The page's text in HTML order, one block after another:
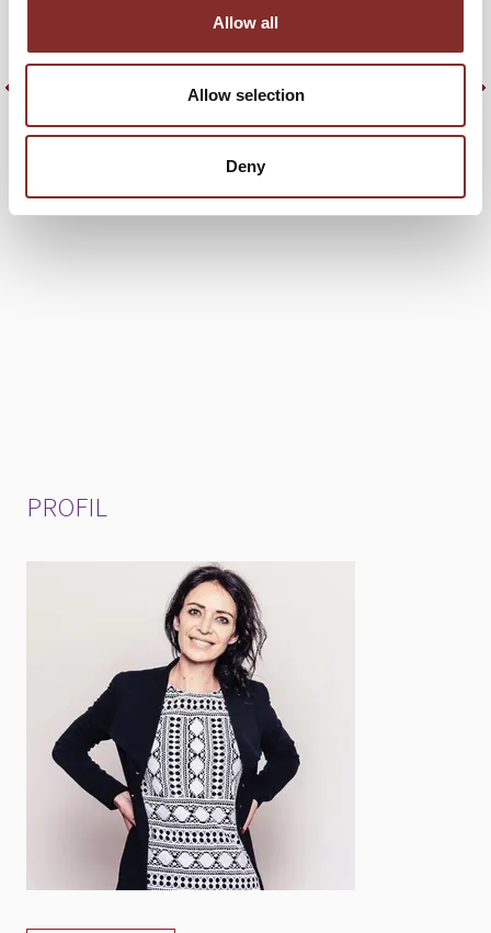
Allow all
Allow selection
Deny
Kommunikation nicht nur das Teamgefüge stärken,
sondern auch ihre eigene Arbeitszufriedenheit erhöhen
PROFIL